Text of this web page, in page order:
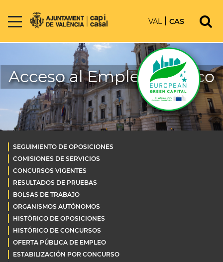
VAL CAS
Acceso al Empleo Público
SEGUIMIENTO DE OPOSICIONES
COMISIONES DE SERVICIOS
CONCURSOS VIGENTES
RESULTADOS DE PRUEBAS
BOLSAS DE TRABAJO
ORGANISMOS AUTÓNOMOS
HISTÓRICO DE OPOSICIONES
HISTÓRICO DE CONCURSOS
OFERTA PÚBLICA DE EMPLEO
ESTABILIZACIÓN POR CONCURSO